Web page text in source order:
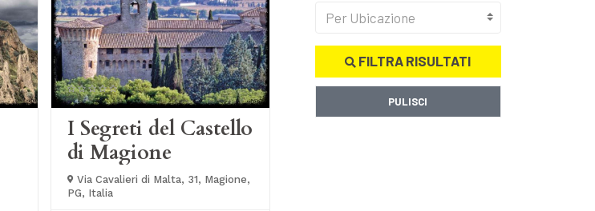
I Segreti del Castello
di Magione
Via Cavalieri di Malta, 31, Magione,
PG, Italia
Per Ubicazione
FILTRA RISULTATI
PULISCI